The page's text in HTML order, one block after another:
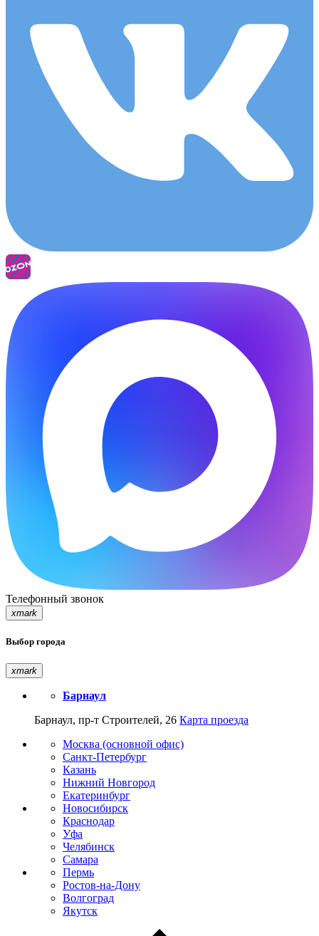
Телефонный звонок
xmark
Выбор города
xmark
Барнаул
Барнаул, пр-т Строителей, 26 Карта проезда
Москва (основной офис)
Санкт-Петербург
Казань
Нижний Новгород
Екатеринбург
Новосибирск
Краснодар
Уфа
Челябинск
Самара
Пермь
Ростов-на-Дону
Волгоград
Якутск